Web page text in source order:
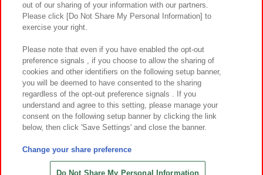
プライバシーポリシー ウェブアクセシビリティ方針と検証結果
お取引先さまとともに
カスタマーハラスメント対応方針 よくあるご質問・お問い合わせ
©Bandai Namco Amusement Inc.
©Bandai Namco Amusement Lab Inc.
©HANAYASHIKI Co., Ltd. All Rights Reserved.
out of our sharing of your information with our partners.
Please click [Do Not Share My Personal Information] to
exercise your right.
Please note that even if you have enabled the opt-out
preference signals , if you choose to allow the sharing of
cookies and other identifiers on the following setup banner,
you will be deemed to have consented to the sharing
regardless of the opt-out preference signals . If you
understand and agree to this setting, please manage your
consent on the following setup banner by clicking the link
below, then click 'Save Settings' and close the banner.
Change your share preference
Do Not Share My Personal Information